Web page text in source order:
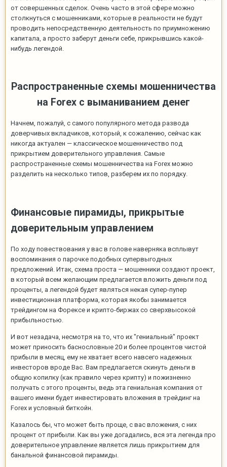
от совершенных сделок. Очень часто в этой сфере можно
столкнуться с мошенниками, которые в реальности не будут
проводить непосредственную деятельность по приумножению
капитала, а просто заберут деньги себе, прикрывшись какой-
нибудь легендой.
Распространенные схемы мошенничества
на Forex с выманиванием денег
Начнем, пожалуй, с самого популярного метода развода
доверчивых вкладчиков, который, к сожалению, сейчас как
никогда актуален — классическое мошенничество под
прикрытием доверительного управления. Самые
распространенные схемы мошенничества на Forex можно
разделить на несколько типов, разберем их по порядку.
Финансовые пирамиды, прикрытые
доверительным управлением
По ходу повествования у вас в голове наверняка всплывут
воспоминания о парочке подобных супервыгодных
предложений. Итак, схема проста — мошенники создают проект,
в который всем желающим предлагается вложить деньги под
проценты, а легендой будет являться некая супер-пупер
инвестиционная платформа, которая якобы занимается
трейдингом на Форексе и крипто-биржах со сверхвысокой
прибыльностью.
И вот незадача, несмотря на то, что их "гениальный" проект
может приносить баснословные 20 и более процентов чистой
прибыли в месяц, ему не хватает всего навсего надежных
инвесторов вроде Вас. Вам предлагается скинуть деньги в
общую копилку (как правило через крипту) и пожизненно
получать с этого проценты, ведь эта гениальная компания от
вашего имени будет инвестировать вложения в трейдинг на
Forex и условный биткойн.
Казалось бы, что может быть проще, с вас вложения, с них
процент от прибыли. Как вы уже догадались, вся эта легенда про
доверительное управление является лишь прикрытием для
банальной финансовой пирамиды.